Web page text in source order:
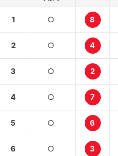
1 ○ 8
2 ○ 4
3 ○ 2
4 ○ 7
5 ○ 6
6 ○ 3